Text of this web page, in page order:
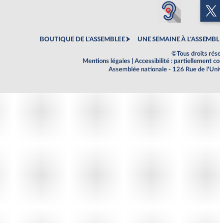
BOUTIQUE DE L'ASSEMBLEE UNE SEMAINE À
©Tous droits
Mentions légales
Accessibilité : partiellement
Assemblée nationale - 126 Rue de